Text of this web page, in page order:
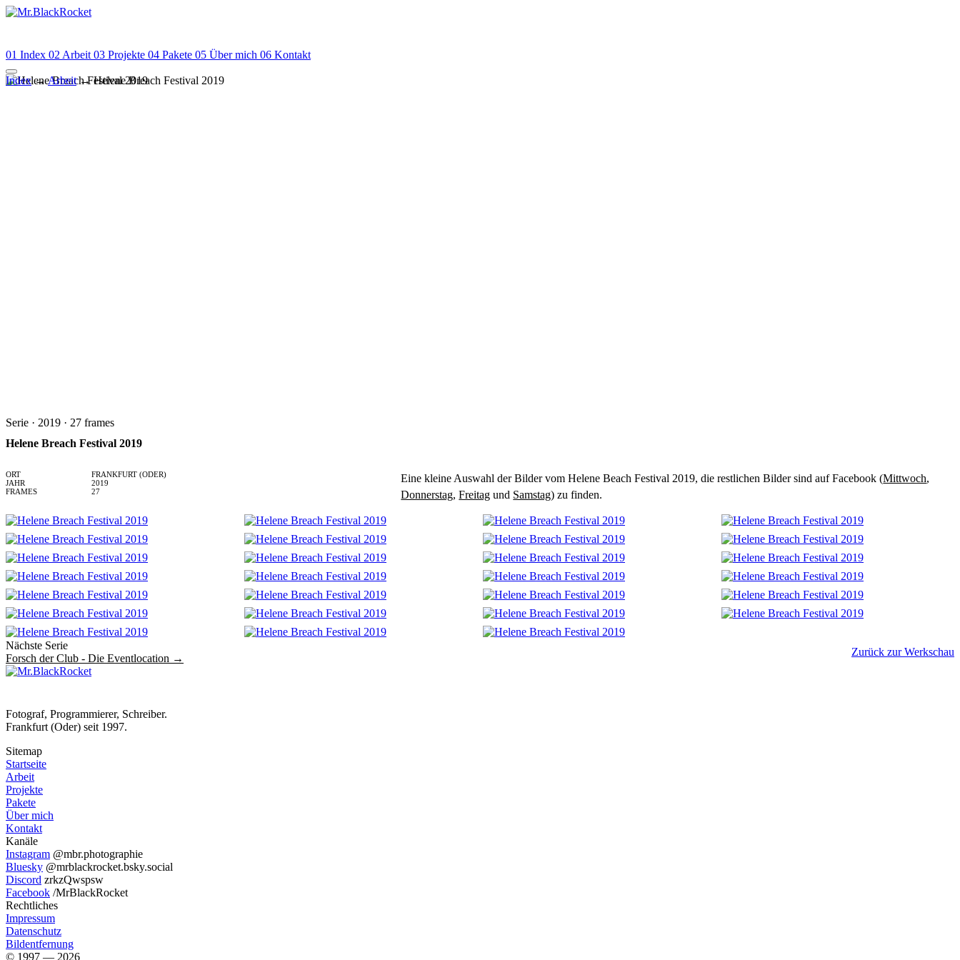
01 Index 02 Arbeit 03 Projekte 04 Pakete 05 Über mich 06 Kontakt
Index →Arbeit → Helene Breach Festival 2019
Serie · 2019 · 27 frames
Helene Breach Festival 2019
ORT
FRANKFURT (ODER)
JAHR
2019
FRAMES
27
Eine kleine Auswahl der Bilder vom Helene Beach Festival 2019, die restlichen Bilder sind auf Facebook (Mittwoch,
Donnerstag,Freitag und Samstag) zu finden.
Nächste Serie
Forsch der Club - Die Eventlocation →
Zurück zur Werkschau
Fotograf, Programmierer, Schreiber.
Frankfurt (Oder) seit 1997.
Sitemap
Startseite
Arbeit
Projekte
Pakete
Über mich
Kontakt
Kanäle
Instagram @mbr.photographie
Bluesky @mrblackrocket.bsky.social
Discord zrkzQwspsw
Facebook /MrBlackRocket
Rechtliches
Impressum
Datenschutz
Bildentfernung
© 1997 — 2026